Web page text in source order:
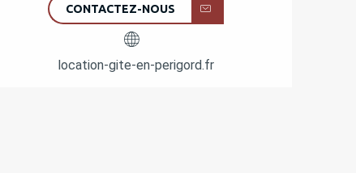
CONTACTEZ-NOUS
location-gite-en-perigord.fr